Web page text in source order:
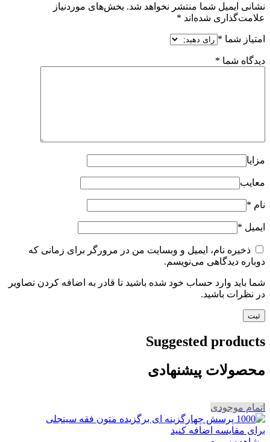
نشانی ایمیل شما منتشر نخواهد شد. بخش‌های موردنیاز
علامت‌گذاری شده‌اند *
امتیاز شما *
دیدگاه شما *
مزایا
معایب
نام *
ایمیل *
ذخیره نام، ایمیل و وبسایت من در مرورگر برای زمانی که
دوباره دیدگاهی می‌نویسم.
شما باید وارد حساب خود شده باشید تا قادر به اضافه کردن تصاویر
در نظرات باشید.
Suggested products
محصولات پیشنهادی
اتمام موجودی
برای مقایسه اضافه کنید